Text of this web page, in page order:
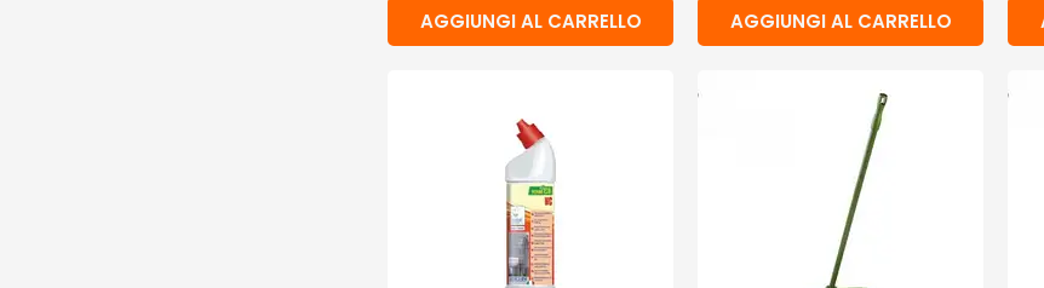
AGGIUNGI AL CARRELLO AGGIUNGI AL CARRELLO